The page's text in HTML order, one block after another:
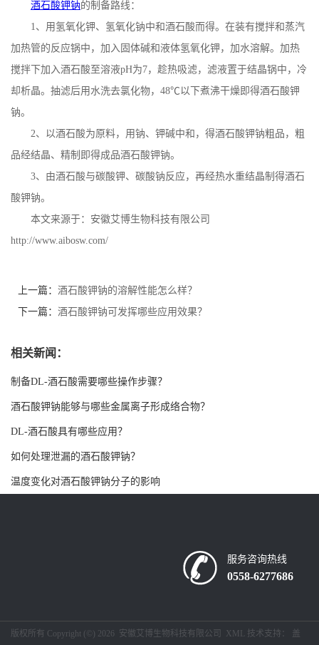
公
司
动
态
产
展
证
书
荣
联
系
线
酒石酸钾钠的制备路线：
1、用氢氧化钾、氢氧化钠中和酒石酸而得。在装有搅拌和蒸汽
加热管的反应锅中，加入固体碱和液体氢氧化钾，加水溶解。加热
搅拌下加入酒石酸至溶液pH为7，趁热吸滤，滤液置于结晶锅中，冷
却析晶。抽滤后用水洗去氯化物， 48℃以下煮沸干燥即得酒石酸钾
钠。
2、以酒石酸为原料，用钠、钾碱中和，得酒石酸钾钠粗品，粗
品经结晶、精制即得成品酒石酸钾钠。
3、由酒石酸与碳酸钾、碳酸钠反应，再经热水重结晶制得酒石
酸钾钠。
本文来源于：安徽艾博生物科技有限公司
http://www.aibosw.com/
上一篇： 酒石酸钾钠的溶解性能怎么样？
下一篇： 酒石酸钾钠可发挥哪些应用效果？
相关新闻：
制备DL-酒石酸需要哪些操作步骤？
酒石酸钾钠能够与哪些金属离子形成络合物？
DL-酒石酸具有哪些应用？
如何处理泄漏的酒石酸钾钠？
温度变化对酒石酸钾钠分子的影响
服务咨询热线
0558-6277686
版权所有 Copyright (©) 2026 安徽艾博生物科技有限公司 XML 技术支持： 盖